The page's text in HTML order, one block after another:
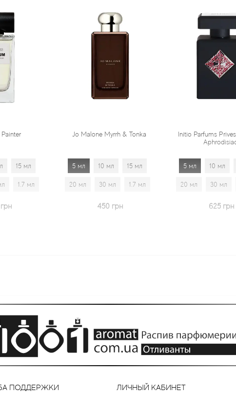
Jo Malone Myrrh & Tonka
5 мл 15 мл
20 мл 1.7 мл
Initio Parfums Prives Absolute
5 мл 15 мл
20 мл 1.7 мл
ПОДДЕРЖКИ ЛИЧНЫЙ КАБИНЕТ